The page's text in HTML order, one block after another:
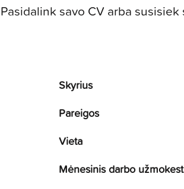
Pasidalink savo CV arba susisiek
Skyrius
Pareigos
Vieta
Mėnesinis darbo